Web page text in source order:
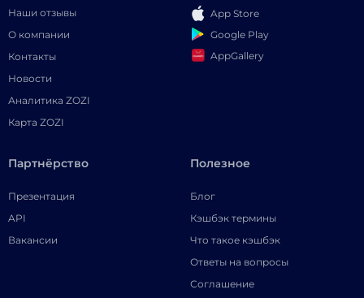
Наши отзывы
О компании
Контакты
Новости
Аналитика ZOZI
Карта ZOZI
App Store
Google Play
AppGallery
Партнёрство
Презентация
API
Вакансии
Полезное
Блог
Кэшбэк термины
Что такое кэшбэк
Ответы на вопросы
Соглашение